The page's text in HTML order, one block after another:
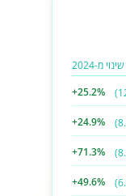
שינוי מ-2024
+25.2%
+24.9%
+71.3%
+49.6%